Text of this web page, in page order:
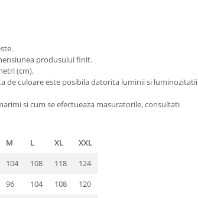
produsului finit.
(cm).
de culoare este posibila datorita luminii si luminozitatii
si cum se efectueaza masuratorile, consultati
M L XL
XXL
104 108 118
124
96 104 108
120